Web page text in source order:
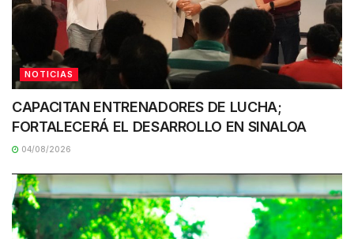
NOTICIAS
CAPACITAN ENTRENADORES DE LUCHA;
FORTALECERÁ EL DESARROLLO EN SINALOA
04/08/2026